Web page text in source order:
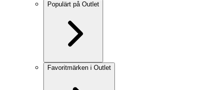
Populärt på Outlet
Favoritmärken i Outlet